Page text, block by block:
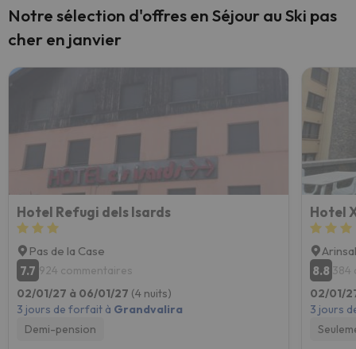
Notre sélection d'offres en Séjour au Ski pas
cher en janvier
Hotel Refugi dels Isards
Pas de la Case
7.7 924 commentaires
02/01/27 à 06/01/27 (4 nuits)
3 jours de forfait à Grandvalira
Demi-pension
Hotel
8.8 384
02/01/
3 jours